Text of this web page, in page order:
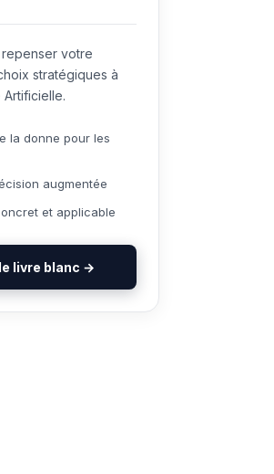
votre
stratégiques à
la donne pour les
augmentée
et applicable
livre blanc →